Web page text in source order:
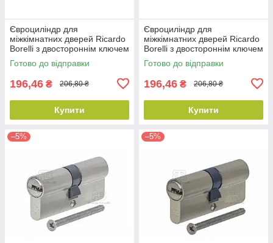
Євроциліндр для
міжкімнатних дверей Ricardo
Borelli з двостороннім ключем
перфорований 60мм 30/30
ZN MB матовий чорний
Готово до відправки
196,46 ₴ 206,80 ₴
Купити
Євроциліндр для
міжкімнатних дверей Ricardo
Borelli з двостороннім ключем
перфорований 60мм 30/30
ZN MG матовий графіт
Готово до відправки
196,46 ₴ 206,80 ₴
Купити
–5% –5%